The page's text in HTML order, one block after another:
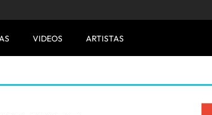
VIDEOS ARTISTAS